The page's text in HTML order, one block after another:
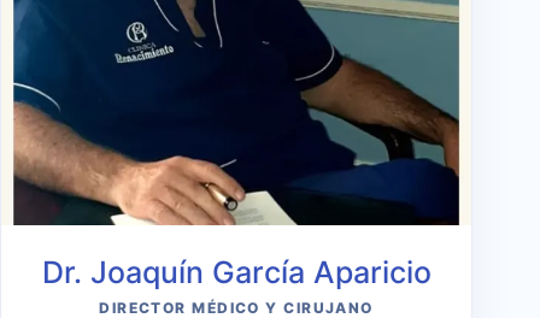
Dr. Joaquín García Aparicio
DIRECTOR MÉDICO Y CIRUJANO